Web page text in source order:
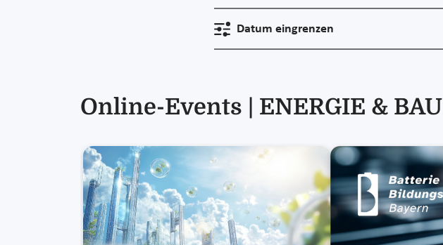
Datum eingrenzen
Online-Events | ENERGIE & BAU